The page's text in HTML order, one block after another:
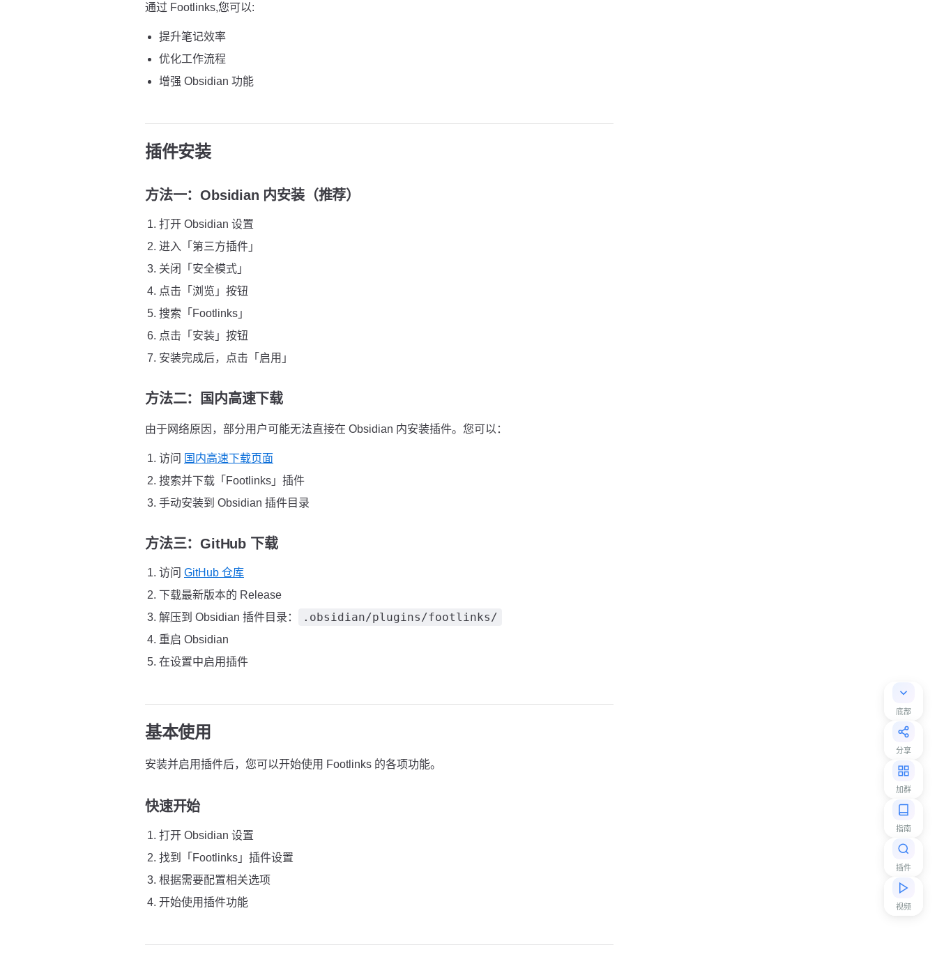
底部
分享
加群
指南
插件
视频
通过 Footlinks,您可以:
提升笔记效率
优化工作流程
增强 Obsidian 功能
插件安装
方法一：Obsidian 内安装（推荐）
打开 Obsidian 设置
进入「第三方插件」
关闭「安全模式」
点击「浏览」按钮
搜索「Footlinks」
点击「安装」按钮
安装完成后，点击「启用」
方法二：国内高速下载
由于网络原因，部分用户可能无法直接在 Obsidian 内安装插件。您可以：
访问 国内高速下载页面
搜索并下载「Footlinks」插件
手动安装到 Obsidian 插件目录
方法三：GitHub 下载
访问 GitHub 仓库
下载最新版本的 Release
解压到 Obsidian 插件目录：
.obsidian/plugins/footlinks/
重启 Obsidian
在设置中启用插件
基本使用
安装并启用插件后，您可以开始使用 Footlinks 的各项功能。
快速开始
打开 Obsidian 设置
找到「Footlinks」插件设置
根据需要配置相关选项
开始使用插件功能